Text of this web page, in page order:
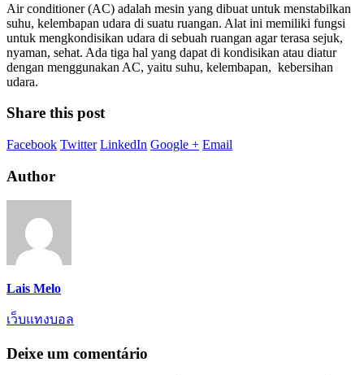
Air conditioner (AC) adalah mesin yang dibuat untuk menstabilkan
suhu, kelembapan udara di suatu ruangan. Alat ini memiliki fungsi
untuk mengkondisikan udara di sebuah ruangan agar terasa sejuk,
nyaman, sehat. Ada tiga hal yang dapat di kondisikan atau diatur
dengan menggunakan AC, yaitu suhu, kelembapan, kebersihan
udara.
Share this post
Facebook Twitter LinkedIn Google + Email
Author
Lais Melo
เว็บแทงบอล
Deixe um comentário